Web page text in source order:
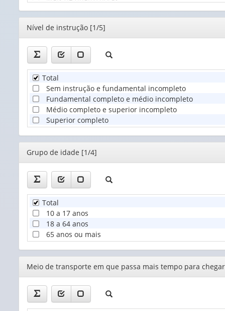
Editor
Nível de instrução [1/5]
Total
Sem instrução e fundamental incompleto
Fundamental completo e médio incompleto
Médio completo e superior incompleto
Superior completo
Editor
Grupo de idade [1/4]
Total
10 a 17 anos
18 a 64 anos
65 anos ou mais
Editor
Meio de transporte em que passa mais tempo para